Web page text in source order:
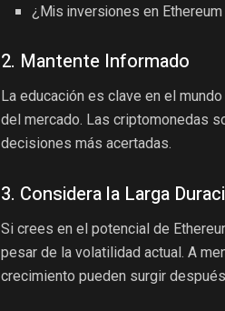
¿Mis inversiones en
2. Mantente Informado
La educación es clave en el
del mercado. Las criptomonedas
decisiones más acertadas.
3. Considera la Larga
Si crees en el potencial de
pesar de la volatilidad actual. A
crecimiento pueden surgir